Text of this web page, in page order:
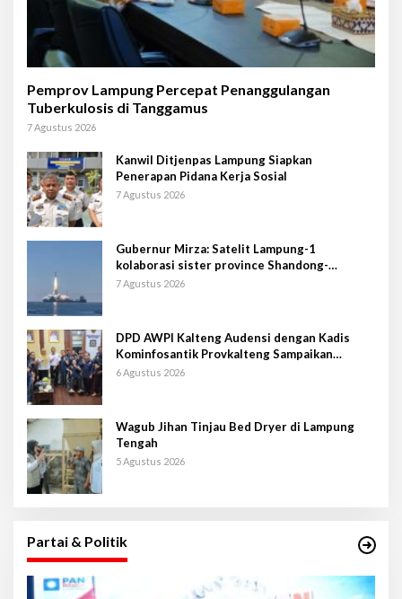
Pemprov Lampung Percepat Penanggulangan
Tuberkulosis di Tanggamus
7 Agustus 2026
Kanwil Ditjenpas Lampung Siapkan
Penerapan Pidana Kerja Sosial
7 Agustus 2026
Gubernur Mirza: Satelit Lampung-1
kolaborasi sister province Shandong-
Lampung
7 Agustus 2026
DPD AWPI Kalteng Audensi dengan Kadis
Kominfosantik Provkalteng Sampaikan
Rencana Kongnas II AWPI se-Indonesia
6 Agustus 2026
Wagub Jihan Tinjau Bed Dryer di Lampung
Tengah
5 Agustus 2026
Partai & Politik